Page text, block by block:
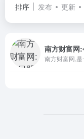
排序 发布 更新